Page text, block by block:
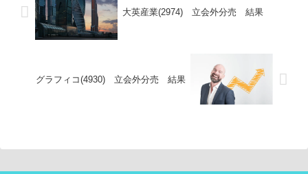
大英産業(2974) 立会外分売 結果
グラフィコ(4930) 立会外分売 結果